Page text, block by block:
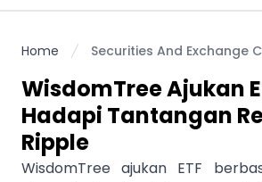
Home Securities And Exchange
WisdomTree Ajukan
Hadapi Tantangan
Ripple
WisdomTree ajukan ETF